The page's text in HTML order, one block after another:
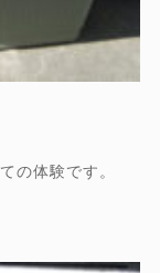
の体験です。